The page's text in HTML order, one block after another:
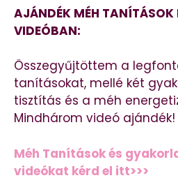
AJÁNDÉK MÉH TANÍTÁSOK
VIDEÓBAN:
Összegyűjtöttem a
tanításokat, mellé két
tisztítás és a méh
Mindhárom videó ajándék!
Méh Tanítások és
videókat kérd el itt>>>